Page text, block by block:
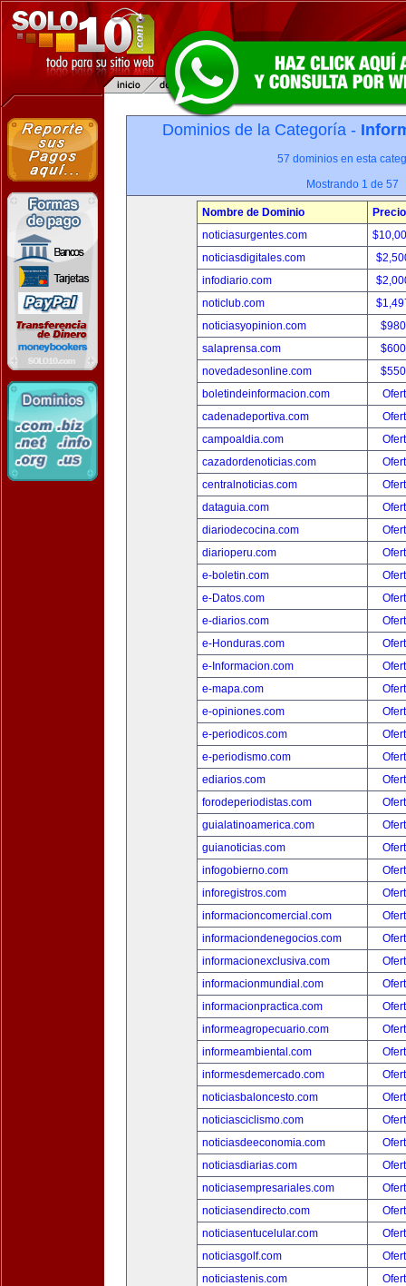
Dominios de la Categoría -
57 dominios en esta
Mostrando 1 de 57
Nombre de Dominio
Precio
noticiasurgentes.com
noticiasdigitales.com
infodiario.com
noticlub.com
noticiasyopinion.com
salaprensa.com
novedadesonline.com
boletindeinformacion.com
cadenadeportiva.com
campoaldia.com
cazadordenoticias.com
centralnoticias.com
dataguia.com
diariodecocina.com
diarioperu.com
e-boletin.com
e-Datos.com
e-diarios.com
e-Honduras.com
e-Informacion.com
e-mapa.com
e-opiniones.com
e-periodicos.com
e-periodismo.com
ediarios.com
forodeperiodistas.com
guialatinoamerica.com
guianoticias.com
infogobierno.com
inforegistros.com
informacioncomercial.com
informaciondenegocios.com
informacionexclusiva.com
informacionmundial.com
informacionpractica.com
informeagropecuario.com
informeambiental.com
informesdemercado.com
noticiasbaloncesto.com
noticiasciclismo.com
noticiasdeeconomia.com
noticiasdiarias.com
noticiasempresariales.com
noticiasendirecto.com
noticiasentucelular.com
noticiasgolf.com
noticiastenis.com